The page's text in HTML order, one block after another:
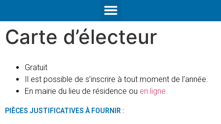
Carte d’électeur
Gratuit
Il est possible de s’inscrire à tout moment de l’année.
En mairie du lieu de résidence ou en ligne.
PIÈCES JUSTIFICATIVES À FOURNIR :